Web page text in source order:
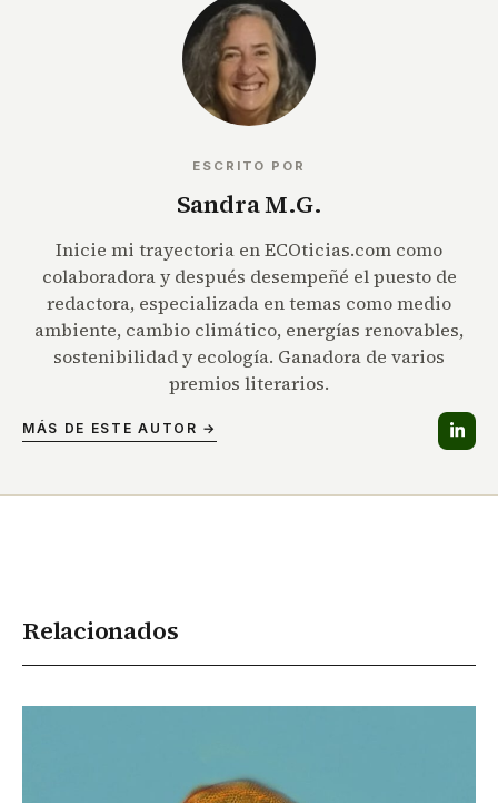
ESCRITO POR
Sandra M.G.
Inicie mi trayectoria en ECOticias.com como
colaboradora y después desempeñé el puesto de
redactora, especializada en temas como medio
ambiente, cambio climático, energías renovables,
sostenibilidad y ecología. Ganadora de varios
premios literarios.
MÁS DE ESTE AUTOR →
Relacionados